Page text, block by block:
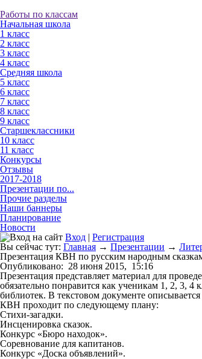
Работы по классам
Начальная школа
1 класс
2 класс
3 класс
4 класс
Средняя школа
5 класс
6 класс
7 класс
8 класс
9 класс
Старшеклассники
10 класс
11 класс
Конкурсы
Отзывы
2017-2018
Презентации по...
Прочие разделы
Наши баннеры
Планирование
Новости
Вход | Регистрация
Вы сейчас тут: Главная → Презентации →
Презентация КВН по русским народным
Опубликовано: 28 июня 2015, 15:16
Презентация представляет материал для
обязательно понравится как ученикам 1, 2, 3,
библиотек. В текстовом документе
КВН проходит по следующему плану:
Стихи-загадки.
Инсценировка сказок.
Конкурс «Бюро находок».
Соревнование для капитанов.
Конкурс «Доска объявлений».